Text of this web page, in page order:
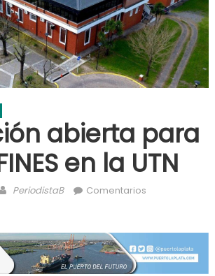
abierta para
en la UTN
Author
PeriodistaB
Comentarios